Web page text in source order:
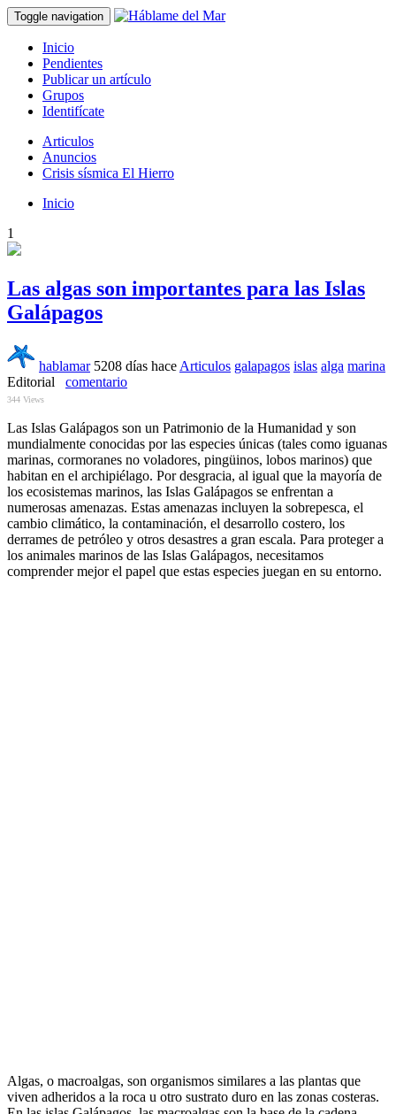
Toggle navigation
Inicio
Pendientes
Publicar un artículo
Grupos
Identifícate
Articulos
Anuncios
Crisis sísmica El Hierro
Inicio
1
Las algas son importantes para las Islas
Galápagos
hablamar 5208 días hace Articulos galapagos islas alga marina
Editorial comentario
344 Views
Las Islas Galápagos son un Patrimonio de la Humanidad y son
mundialmente conocidas por las especies únicas (tales como iguanas
marinas, cormoranes no voladores, pingüinos, lobos marinos) que
habitan en el archipiélago. Por desgracia, al igual que la mayoría de
los ecosistemas marinos, las Islas Galápagos se enfrentan a
numerosas amenazas. Estas amenazas incluyen la sobrepesca, el
cambio climático, la contaminación, el desarrollo costero, los
derrames de petróleo y otros desastres a gran escala. Para proteger a
los animales marinos de las Islas Galápagos, necesitamos
comprender mejor el papel que estas especies juegan en su entorno.
Algas, o macroalgas, son organismos similares a las plantas que
viven adheridos a la roca u otro sustrato duro en las zonas costeras.